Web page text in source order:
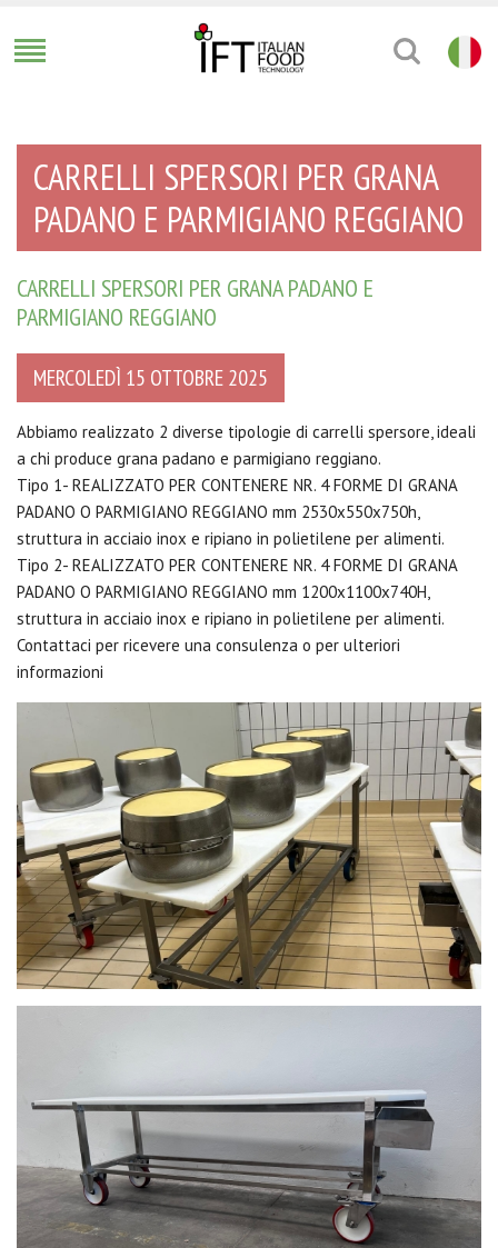
CARRELLI SPERSORI PER GRANA
PADANO E PARMIGIANO REGGIANO
CARRELLI SPERSORI PER GRANA PADANO E
PARMIGIANO REGGIANO
MERCOLEDÌ 15 OTTOBRE 2025
Abbiamo realizzato 2 diverse tipologie di carrelli spersore, ideali
a chi produce grana padano e parmigiano reggiano.
Tipo 1- REALIZZATO PER CONTENERE NR. 4 FORME DI GRANA
PADANO O PARMIGIANO REGGIANO mm 2530x550x750h,
struttura in acciaio inox e ripiano in polietilene per alimenti.
Tipo 2- REALIZZATO PER CONTENERE NR. 4 FORME DI GRANA
PADANO O PARMIGIANO REGGIANO mm 1200x1100x740H,
struttura in acciaio inox e ripiano in polietilene per alimenti.
Contattaci per ricevere una consulenza o per ulteriori
informazioni